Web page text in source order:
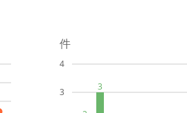
件
3
4
3